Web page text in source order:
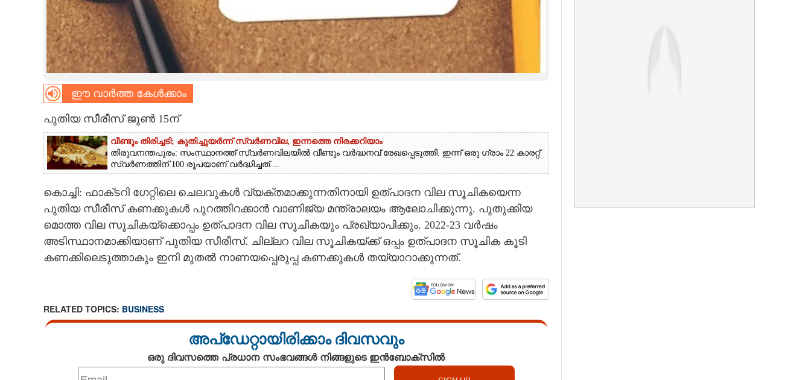
CARTOONS
LITERATURE
CONTACT US
ഈ വാർത്ത കേൾക്കാം
പുതിയ സീരീസ് ജൂൺ 15ന്
വീണ്ടും തിരിച്ചടി; കുതിച്ചുയർന്ന് സ്വർണവില, ഇന്നത്തെ നിരക്കറിയാം
തിരുവനന്തപുരം: സംസ്ഥാനത്ത് സ്വർണവിലയിൽ വീണ്ടും വർദ്ധനവ് രേഖപ്പെടുത്തി. ഇന്ന് ഒരു ഗ്രാം 22 കാരറ്റ്
സ്വർണത്തിന് 100 രൂപയാണ് വർദ്ധിച്ചത്....
കൊച്ചി: ഫാക്‌ടറി ഗേറ്റിലെ ചെലവുകൾ വ്യക്തമാക്കുന്നതിനായി ഉത്പാദന വില സൂചികയെന്ന
പുതിയ സീരീസ് കണക്കുകൾ പുറത്തിറക്കാൻ വാണിജ്യ മന്ത്രാലയം ആലോചിക്കുന്നു. പുതുക്കിയ
മൊത്ത വില സൂചികയ്ക്കൊപ്പം ഉത്പാദന വില സൂചികയും പ്രഖ്യാപിക്കും. 2022-23 വർഷം
അടിസ്ഥാനമാക്കിയാണ് പുതിയ സീരീസ്. ചില്ലറ വില സൂചികയ്ക്ക് ഒപ്പം ഉത്പാദന സൂചിക കൂടി
കണക്കിലെടുത്താകും ഇനി മുതൽ നാണയപ്പെരുപ്പ കണക്കുകൾ തയ്യാറാക്കുന്നത്.
RELATED TOPICS: BUSINESS
അപ്ഡേറ്റായിരിക്കാം ദിവസവും
ഒരു ദിവസത്തെ പ്രധാന സംഭവങ്ങൾ നിങ്ങളുടെ ഇൻബോക്സിൽ